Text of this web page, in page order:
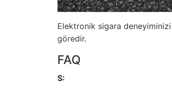
Elektronik sigara
göredir.
FAQ
S: